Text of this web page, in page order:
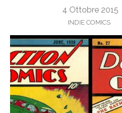
4 Ottobre 2015
INDIE COMICS